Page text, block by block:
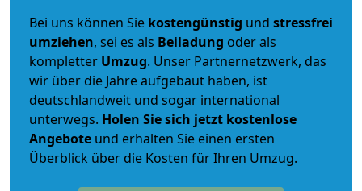
Bei uns können Sie kostengünstig und stressfrei
umziehen, sei es als Beiladung oder als
kompletter Umzug. Unser Partnernetzwerk, das
wir über die Jahre aufgebaut haben, ist
deutschlandweit und sogar international
unterwegs. Holen Sie sich jetzt kostenlose
Angebote und erhalten Sie einen ersten
Überblick über die Kosten für Ihren Umzug.